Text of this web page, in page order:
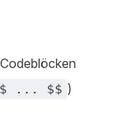
... $$ )